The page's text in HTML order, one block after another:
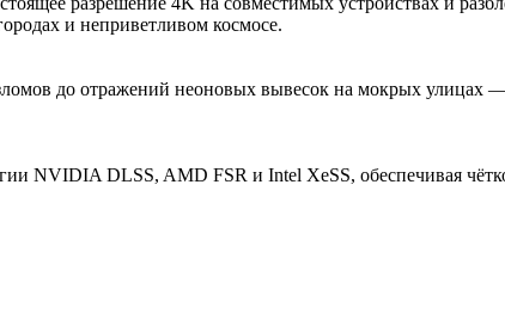
и неприветливом космосе.
до отражений неоновых вывесок на мокрых улицах
NVIDIA DLSS, AMD FSR и Intel XeSS, обеспечивая